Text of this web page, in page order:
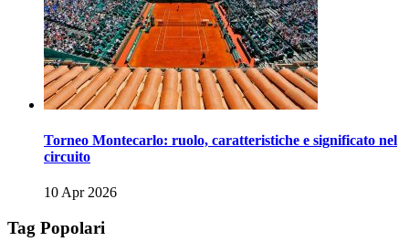
Torneo Montecarlo: ruolo, caratteristiche e significato nel
circuito
10 Apr 2026
Tag Popolari